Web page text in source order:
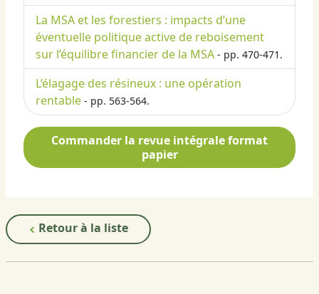
La MSA et les forestiers : impacts d’une
éventuelle politique active de reboisement
sur l’équilibre financier de la MSA - pp. 470-471.
L’élagage des résineux : une opération
rentable - pp. 563-564.
Commander la revue intégrale format
papier
Retour à la liste